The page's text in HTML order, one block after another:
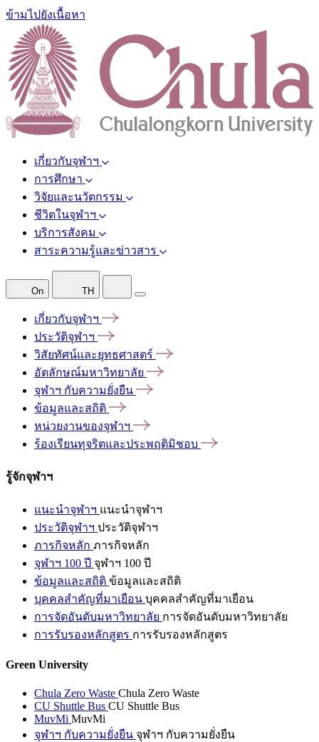
ข้ามไปยังเนื้อหา
เกี่ยวกับจุฬาฯ
การศึกษา
วิจัยและนวัตกรรม
ชีวิตในจุฬาฯ
บริการสังคม
สาระความรู้และข่าวสาร
On TH
เกี่ยวกับจุฬาฯ
ประวัติจุฬาฯ
วิสัยทัศน์และยุทธศาสตร์
อัตลักษณ์มหาวิทยาลัย
จุฬาฯ กับความยั่งยืน
ข้อมูลและสถิติ
หน่วยงานของจุฬาฯ
ร้องเรียนทุจริตและประพฤติมิชอบ
รู้จักจุฬาฯ
แนะนำจุฬาฯ แนะนำจุฬาฯ
ประวัติจุฬาฯ ประวัติจุฬาฯ
ภารกิจหลัก ภารกิจหลัก
จุฬาฯ 100 ปี จุฬาฯ 100 ปี
ข้อมูลและสถิติ ข้อมูลและสถิติ
บุคคลสำคัญที่มาเยือน บุคคลสำคัญที่มาเยือน
การจัดอันดับมหาวิทยาลัย การจัดอันดับมหาวิทยาลัย
การรับรองหลักสูตร การรับรองหลักสูตร
Green University
Chula Zero Waste Chula Zero Waste
CU Shuttle Bus CU Shuttle Bus
MuvMi MuvMi
จุฬาฯ กับความยั่งยืน จุฬาฯ กับความยั่งยืน